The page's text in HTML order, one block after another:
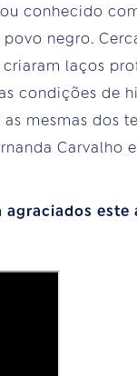
conhecido
negro.
laços
condições de
mesmas dos
Carvalho
agraciados este